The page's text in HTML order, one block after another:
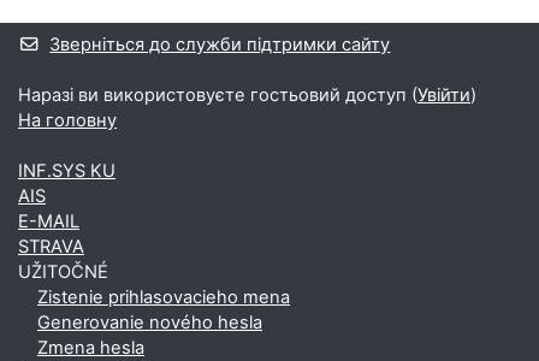
Додаткові блоки
Зверніться до служби підтримки сайту
Наразі ви використовуєте гостьовий доступ (Увійти)
На головну
INF.SYS KU
AIS
E-MAIL
STRAVA
UŽITOČNÉ
Zistenie prihlasovacieho mena
Generovanie nového hesla
Zmena hesla